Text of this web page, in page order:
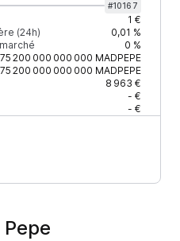
#10167
1 €
(24h)
0,01 %
0 %
200 000 000 000 MADPEPE
200 000 000 000 MADPEPE
8 963 €
- €
- €